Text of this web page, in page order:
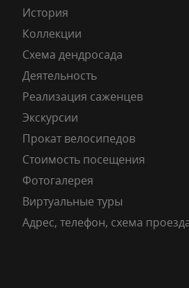
История
Коллекции
Схема дендросада
Деятельность
Реализация саженцев
Экскурсии
Прокат велосипедов
Стоимость посещения
Фотогалерея
Виртуальные туры
Адрес, телефон, схема